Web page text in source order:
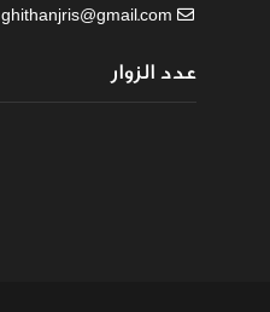
ghithanjris@gmail.com
عدد الزوار